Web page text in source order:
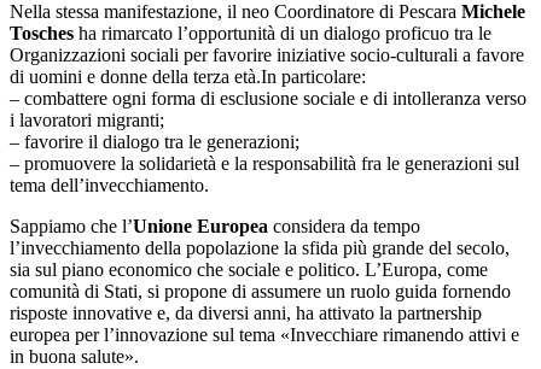
Nella stessa manifestazione, il neo Coordinatore di Pescara Michele
Tosches ha rimarcato l’opportunità di un dialogo proficuo tra le
Organizzazioni sociali per favorire iniziative socio-culturali a favore
di uomini e donne della terza età.In particolare:
– combattere ogni forma di esclusione sociale e di intolleranza verso
i lavoratori migranti;
– favorire il dialogo tra le generazioni;
– promuovere la solidarietà e la responsabilità fra le generazioni sul
tema dell’invecchiamento.
Sappiamo che l’Unione Europea considera da tempo
l’invecchiamento della popolazione la sfida più grande del secolo,
sia sul piano economico che sociale e politico. L’Europa, come
comunità di Stati, si propone di assumere un ruolo guida fornendo
risposte innovative e, da diversi anni, ha attivato la partnership
europea per l’innovazione sul tema «Invecchiare rimanendo attivi e
in buona salute».